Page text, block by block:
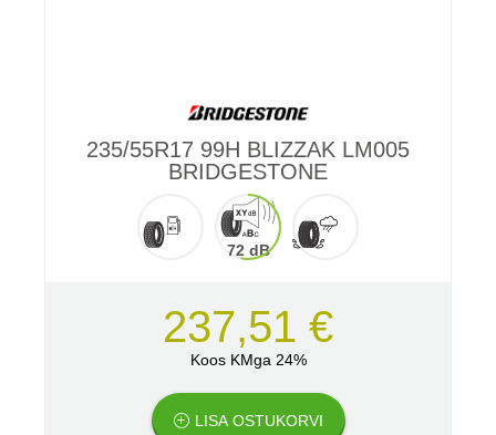
235/55R17 99H BLIZZAK LM005
BRIDGESTONE
72 dB
237,51 €
Koos KMga 24%
LISA OSTUKORVI